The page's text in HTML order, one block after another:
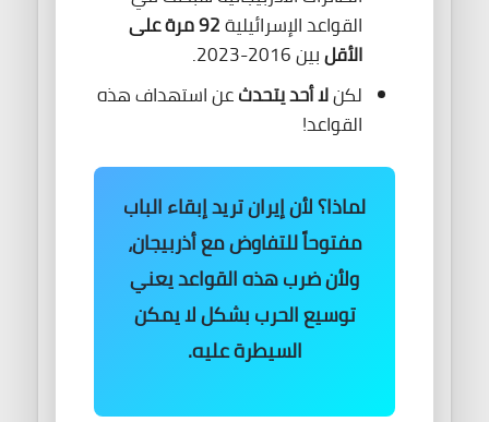
القواعد الإسرائيلية
92 مرة على
الأقلبين 2016-2023.
لكنلا أحد يتحدثعن استهداف هذه
القواعد!
لماذا؟لأن إيران تريد إبقاء الباب
مفتوحاً للتفاوض مع أذربيجان،
ولأن ضرب هذه القواعد يعني
توسيع الحرببشكل لا يمكن
السيطرة عليه.